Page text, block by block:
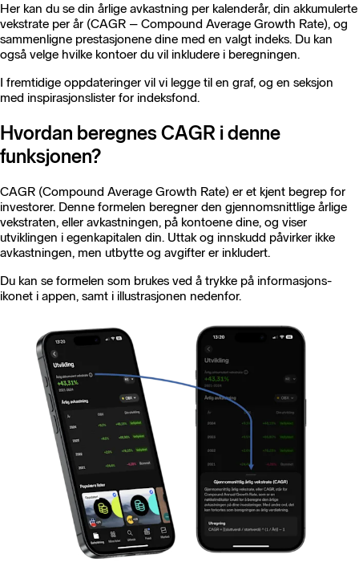
Her kan du se din årlige avkastning per kalenderår, din akkumulerte
vekstrate per år (CAGR – Compound Average Growth Rate), og
sammenligne prestasjonene dine med en valgt indeks. Du kan
også velge hvilke kontoer du vil inkludere i beregningen.
I fremtidige oppdateringer vil vi legge til en graf, og en seksjon
med inspirasjonslister for indeksfond.
Hvordan beregnes CAGR i denne
funksjonen?
CAGR (Compound Average Growth Rate) er et kjent begrep for
investorer. Denne formelen beregner den gjennomsnittlige årlige
vekstraten, eller avkastningen, på kontoene dine, og viser
utviklingen i egenkapitalen din. Uttak og innskudd påvirker ikke
avkastningen, men utbytte og avgifter er inkludert.
Du kan se formelen som brukes ved å trykke på informasjons-
ikonet i appen, samt i illustrasjonen nedenfor.